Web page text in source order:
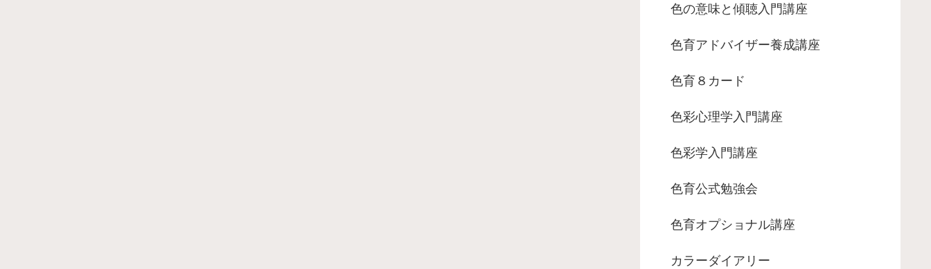
色の意味と傾聴入門講座
色育アドバイザー養成講座
色育８カード
色彩心理学入門講座
色彩学入門講座
色育公式勉強会
色育オプショナル講座
カラーダイアリー